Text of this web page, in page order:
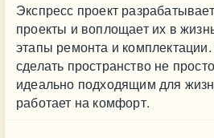
Экспресс проект
проекты и воплощает их в
этапы ремонта и
сделать пространство не
идеально подходящим для
работает на комфорт.